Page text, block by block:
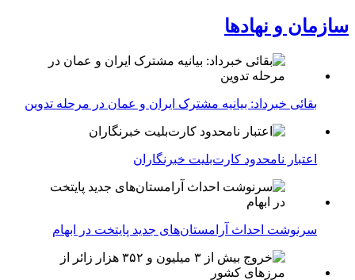
سازمان و نهادها
بقائی خبرداد: بیانیه مشترک ایران و عمان در مرحله تدوین
اعتبار نامحدود کارت‌بلیت خبرنگاران
سرنوشت احداث آرامستان‌های جدید پایتخت در ابهام